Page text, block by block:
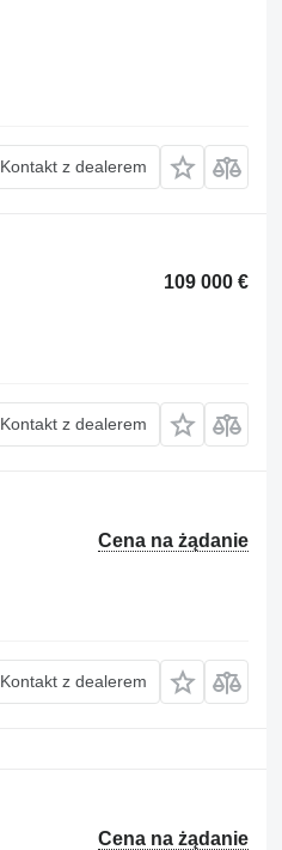
Kontakt z dealerem
109 000 €
Kontakt z dealerem
Cena na żądanie
Kontakt z dealerem
Cena na żądanie